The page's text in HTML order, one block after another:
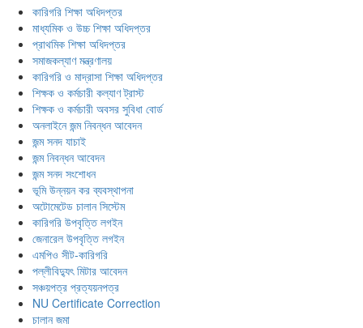
কারিগরি শিক্ষা অধিদপ্তর
মাধ্যমিক ও উচ্চ শিক্ষা অধিদপ্তর
প্রাথমিক শিক্ষা অধিদপ্তর
সমাজকল্যাণ মন্ত্রণালয়
কারিগরি ও মাদ্রাসা শিক্ষা অধিদপ্তর
শিক্ষক ও কর্মচারী কল্যাণ ট্রাস্ট
শিক্ষক ও কর্মচারী অবসর সুবিধা বোর্ড
অনলাইনে জন্ম নিবন্ধন আবেদন
জন্ম সনদ যাচাই
জন্ম নিবন্ধন আবেদন
জন্ম সনদ সংশোধন
ভূমি উন্নয়ন কর ব্যবস্থাপনা
অটোমেটেড চালান সিস্টেম
কারিগরি উপবৃত্তি লগইন
জেনারেল উপবৃত্তি লগইন
এমপিও সীট-কারিগরি
পল্লীবিদ্যুৎ মিটার আবেদন
সঞ্চয়পত্র প্রত্যয়নপত্র
NU Certificate Correction
চালান জমা